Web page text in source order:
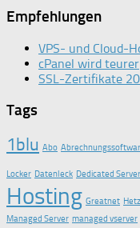
Empfehlungen
VPS- und Cloud-
cPanel wird teurer
SSL-Zertifikate
Tags
1blu Abo
Locker Datenleck Dedicated Server
Hosting Greatnet
Managed Server managed vserver